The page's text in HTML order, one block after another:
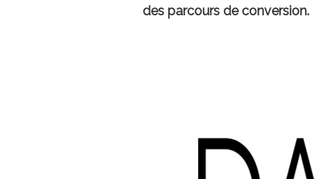
des parcours de conversion.